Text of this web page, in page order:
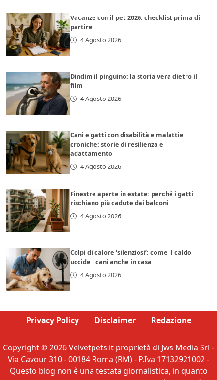
Vacanze con il pet 2026: checklist prima di
partire
4 Agosto 2026
Dindim il pinguino: la storia vera dietro il
film
4 Agosto 2026
Cani e gatti con disabilità e malattie
croniche: storie di resilienza e
adattamento
4 Agosto 2026
Finestre aperte in estate: perché i gatti
rischiano più cadute dai balconi
4 Agosto 2026
Colpi di calore ‘silenziosi’: come il caldo
uccide i cani anche in casa
4 Agosto 2026
Privacy Policy Disclaimer Redazione
Copyright © 2026 Velvetpets.it proprietà di Jws Media Srl -
Via Cavour 310 - 00184 Roma (RM) - P.Iva 17132921002 -
Questo blog non è una testata giornalistica, in quanto